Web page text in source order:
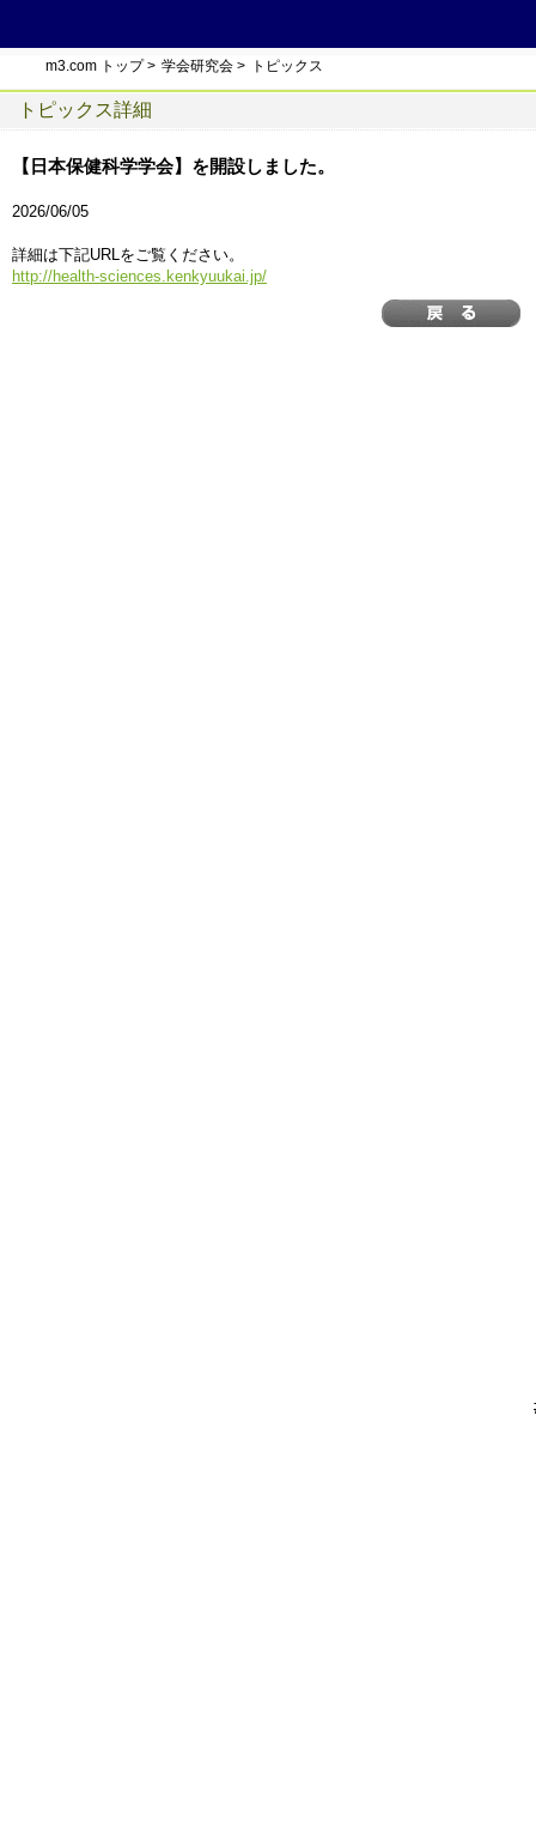
m3.com トップ> 学会研究会 > トピックス
トピックス詳細
【日本保健科学学会】を開設しました。
2026/06/05
詳細は下記URLをご覧ください。
http://health-sciences.kenkyuukai.jp/